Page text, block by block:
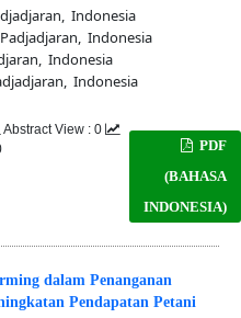
Indonesia
Indonesia
Indonesia
Indonesia
PDF
(BAHASA
INDONESIA)
Abstract View : 0
dalam Penanganan
Pendapatan Petani